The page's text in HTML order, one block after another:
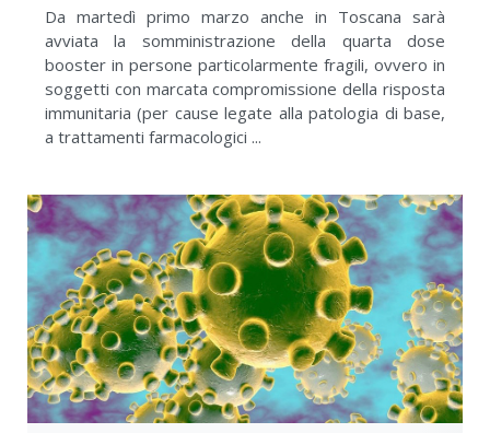
Da martedì primo marzo anche in Toscana sarà
avviata la somministrazione della quarta dose
booster in persone particolarmente fragili, ovvero in
soggetti con marcata compromissione della risposta
immunitaria (per cause legate alla patologia di base,
a trattamenti farmacologici ...